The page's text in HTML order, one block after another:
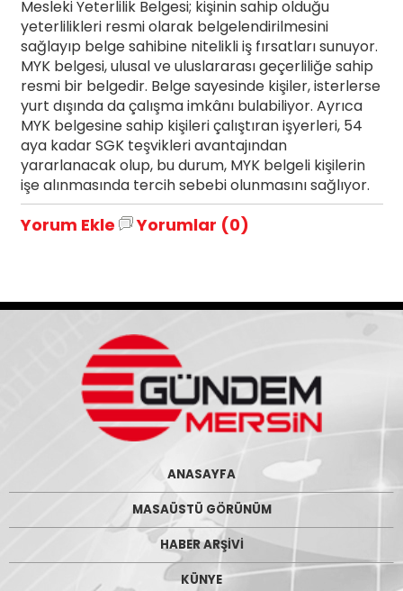
Mesleki Yeterlilik Belgesi; kişinin sahip olduğu
yeterlilikleri resmi olarak belgelendirilmesini
sağlayıp belge sahibine nitelikli iş fırsatları sunuyor.
MYK belgesi, ulusal ve uluslararası geçerliliğe sahip
resmi bir belgedir. Belge sayesinde kişiler, isterlerse
yurt dışında da çalışma imkânı bulabiliyor. Ayrıca
MYK belgesine sahip kişileri çalıştıran işyerleri, 54
aya kadar SGK teşvikleri avantajından
yararlanacak olup, bu durum, MYK belgeli kişilerin
işe alınmasında tercih sebebi olunmasını sağlıyor.
Yorum Ekle Yorumlar (0)
ANASAYFA
MASAÜSTÜ GÖRÜNÜM
HABER ARŞİVİ
KÜNYE